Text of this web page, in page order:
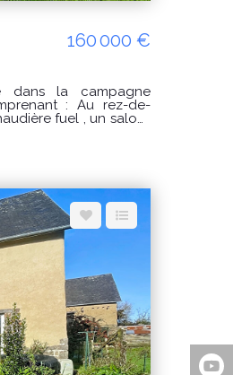
160 000 €
Au rez-de-
fuel , un salon-
stockage et atelier,
un usage standard :
sur les années
site Géorisques :